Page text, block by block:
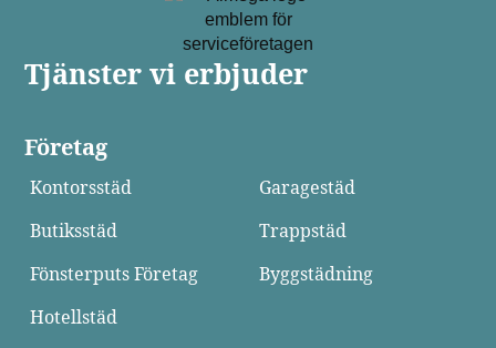
Tjänster vi erbjuder
Företag
Kontorsstäd
Garagestäd
Butiksstäd
Trappstäd
Fönsterputs Företag
Byggstädning
Hotellstäd